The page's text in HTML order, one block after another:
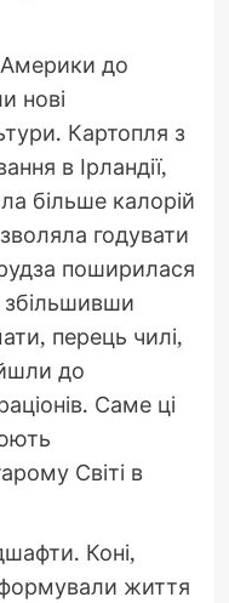
до
нові
Картопля з
в Ірландії,
більше калорій
годувати
поширилася
збільшивши
перець чилі,
до
Саме ці
Світі в
Коні,
життя